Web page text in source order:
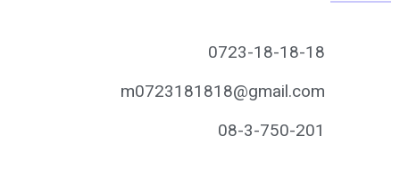
0723-18-18-18
m0723181818@gmail.com
08-3-750-201